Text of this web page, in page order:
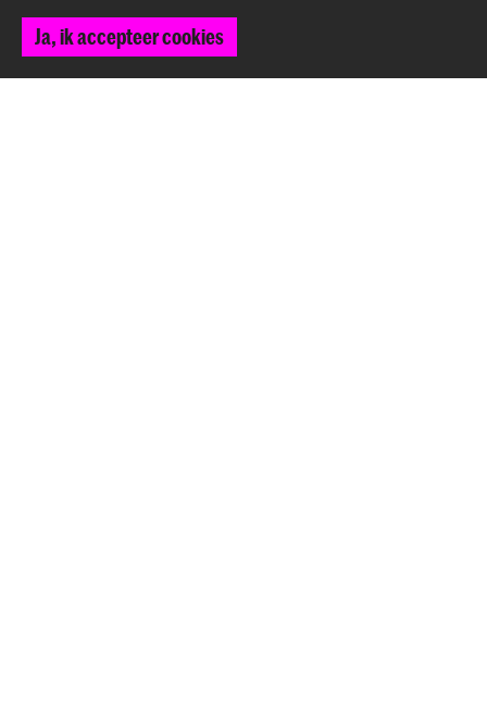
Ja, ik accepteer cookies